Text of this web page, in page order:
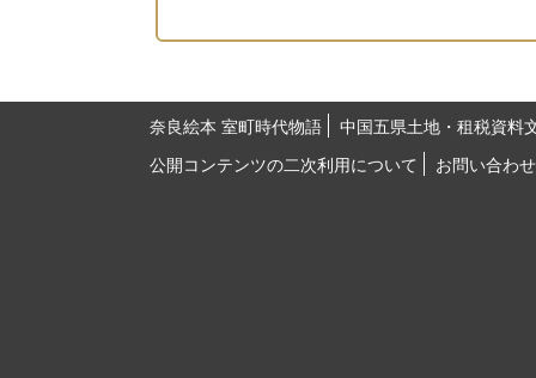
奈良絵本 室町時代物語
中国五県土地・租税資料
公開コンテンツの二次利用について
お問い合わせ